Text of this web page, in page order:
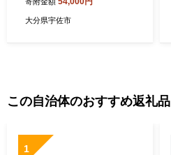
テーキ【106402400】【ま
るひで】
大分県宇佐市
この自治体のおすすめ返礼品
1